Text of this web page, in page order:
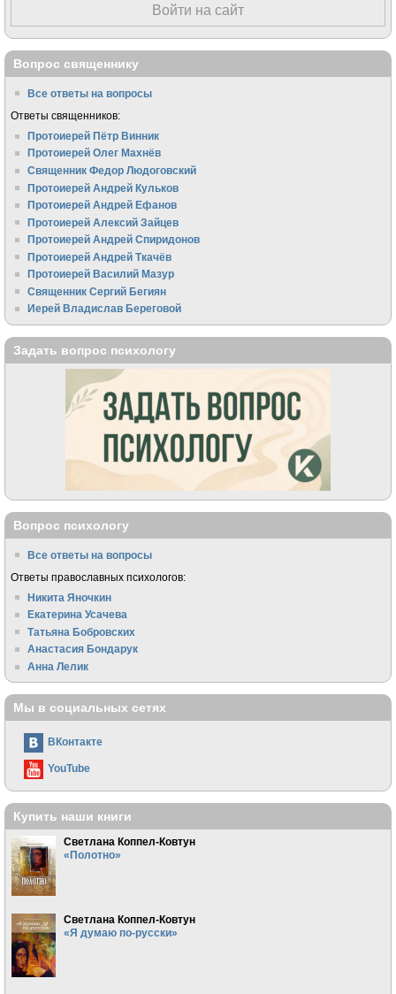
Войти на сайт
Вопрос священнику
Все ответы на вопросы
Ответы священников:
Протоиерей Пётр Винник
Протоиерей Олег Махнёв
Священник Федор Людоговский
Протоиерей Андрей Кульков
Протоиерей Андрей Ефанов
Протоиерей Алексий Зайцев
Протоиерей Андрей Спиридонов
Протоиерей Андрей Ткачёв
Протоиерей Василий Мазур
Священник Сергий Бегиян
Иерей Владислав Береговой
Задать вопрос психологу
Вопрос психологу
Все ответы на вопросы
Ответы православных психологов:
Никита Яночкин
Екатерина Усачева
Татьяна Бобровских
Анастасия Бондарук
Анна Лелик
Мы в социальных сетях
ВКонтакте
YouTube
Купить наши книги
Светлана Коппел-Ковтун
«Полотно»
Светлана Коппел-Ковтун
«Я думаю по-русски»